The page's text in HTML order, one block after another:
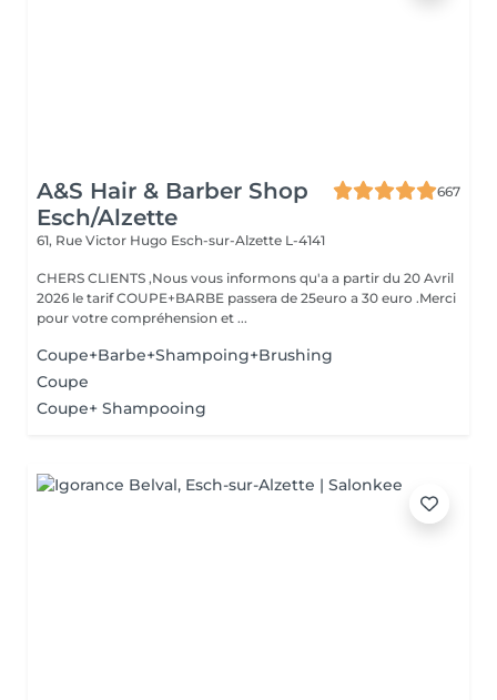
A&S Hair & Barber Shop
Esch/Alzette
667
61, Rue Victor Hugo Esch-sur-Alzette L-4141
CHERS CLIENTS ,Nous vous informons qu'a a partir du 20 Avril
2026 le tarif COUPE+BARBE passera de 25euro a 30 euro .Merci
pour votre compréhension et ...
Coupe+Barbe+Shampoing+Brushing
Coupe
Coupe+ Shampooing